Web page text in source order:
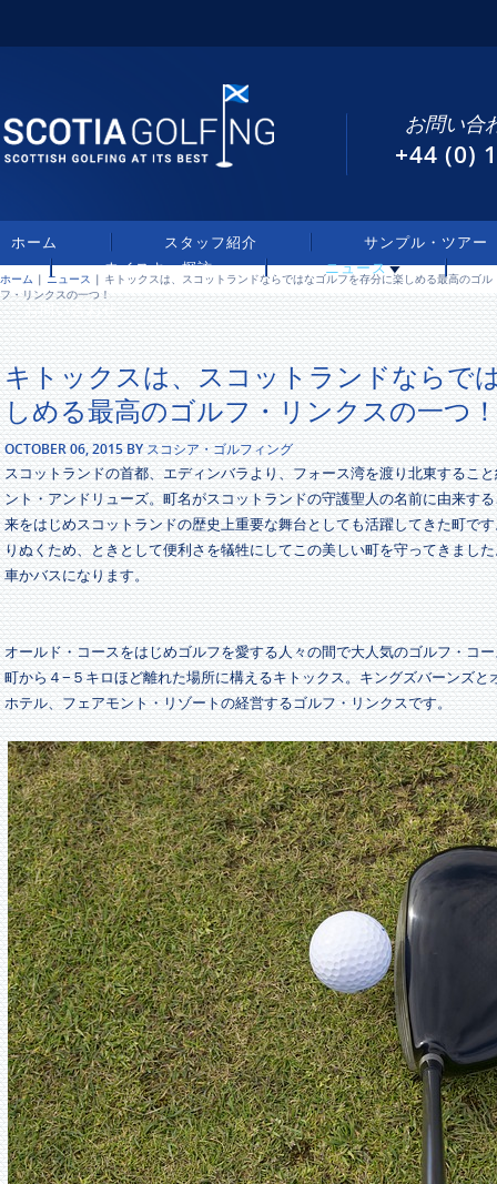
お問い合
+44 (0)
ホーム スタッフ紹介
サンプル・ツアー
ウイスキー探訪
ニュース
お問い合わせ
ホーム | ニュース | キトックスは、スコットランドならではなゴルフを存分に楽しめる最高のゴル
フ・リンクスの一つ！
キトックスは、スコットランドならで
しめる最高のゴルフ・リンクスの一つ！
OCTOBER 06, 2015 BY スコシア・ゴルフィング
スコットランドの首都、エディンバラより、フォース湾を渡り北東するこ
ント・アンドリューズ。町名がスコットランドの守護聖人の名前に由来す
来をはじめスコットランドの歴史上重要な舞台としても活躍してきた町で
りぬくため、ときとして便利さを犠牲にしてこの美しい町を守ってきまし
車かバスになります。
オールド・コースをはじめゴルフを愛する人々の間で大人気のゴルフ・コ
町から４−５キロほど離れた場所に構えるキトックス。キングズバーンズ
ホテル、フェアモント・リゾートの経営するゴルフ・リンクスです。